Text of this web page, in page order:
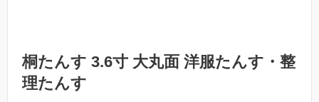
桐たんす 3.6寸 大丸面 洋服たんす・整
理たんす